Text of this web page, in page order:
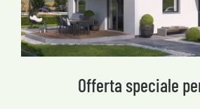
Offerta speciale